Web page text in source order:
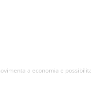
a economia e